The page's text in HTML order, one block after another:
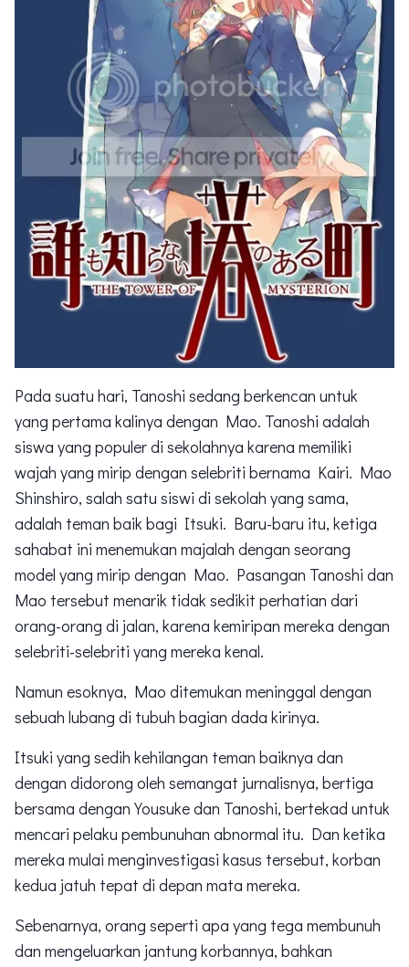
Pada suatu hari, Tanoshi sedang berkencan untuk
yang pertama kalinya dengan Mao. Tanoshi adalah
siswa yang populer di sekolahnya karena memiliki
wajah yang mirip dengan selebriti bernama Kairi. Mao
Shinshiro, salah satu siswi di sekolah yang sama,
adalah teman baik bagi Itsuki. Baru-baru itu, ketiga
sahabat ini menemukan majalah dengan seorang
model yang mirip dengan Mao. Pasangan Tanoshi dan
Mao tersebut menarik tidak sedikit perhatian dari
orang-orang di jalan, karena kemiripan mereka dengan
selebriti-selebriti yang mereka kenal.
Namun esoknya, Mao ditemukan meninggal dengan
sebuah lubang di tubuh bagian dada kirinya.
Itsuki yang sedih kehilangan teman baiknya dan
dengan didorong oleh semangat jurnalisnya, bertiga
bersama dengan Yousuke dan Tanoshi, bertekad untuk
mencari pelaku pembunuhan abnormal itu. Dan ketika
mereka mulai menginvestigasi kasus tersebut, korban
kedua jatuh tepat di depan mata mereka.
Sebenarnya, orang seperti apa yang tega membunuh
dan mengeluarkan jantung korbannya, bahkan